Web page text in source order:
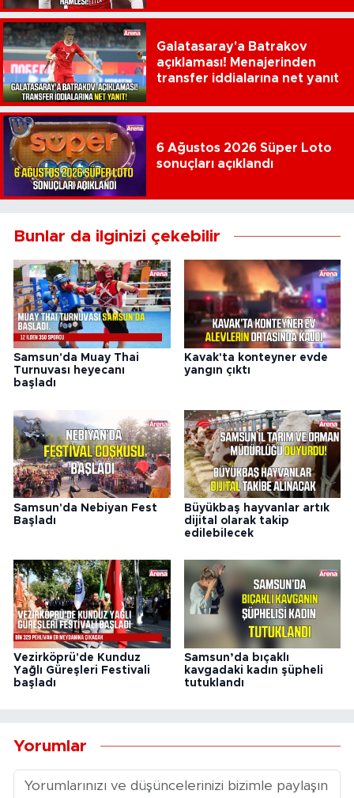
Galatasaray'a Batrakov
açıklaması! Menajerinden
transfer iddialarına net yanıt
6 Ağustos 2026 Süper Loto
sonuçları açıklandı
Bunlar da ilginizi çekebilir
Samsun'da Muay Thai
Turnuvası heyecanı
başladı
Kavak'ta konteyner evde
yangın çıktı
Samsun'da Nebiyan Fest
Başladı
Büyükbaş hayvanlar artık
dijital olarak takip
edilebilecek
Vezirköprü'de Kunduz
Yağlı Güreşleri Festivali
başladı
Samsun’da bıçaklı
kavgadaki kadın şüpheli
tutuklandı
Yorumlar